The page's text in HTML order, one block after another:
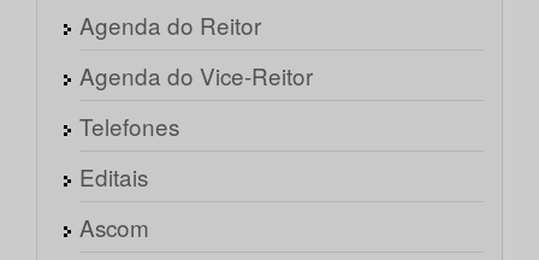
Agenda do Reitor
Agenda do Vice-Reitor
Telefones
Editais
Ascom